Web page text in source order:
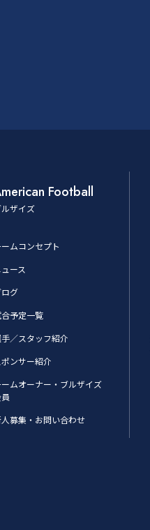
Football
ルザイズ
ムコンセプト
ース
グ
予定一覧
／スタッフ紹介
ポンサー紹介
ームオーナー・ブルザイズ
募集・お問い合わせ